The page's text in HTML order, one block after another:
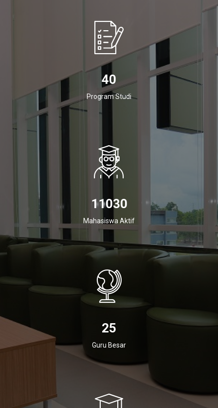
40
Program Studi
11030
Mahasiswa Aktif
25
Guru Besar